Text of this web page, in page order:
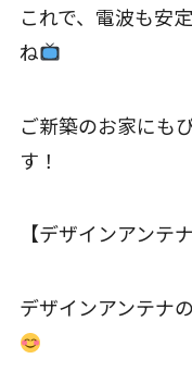
これで、電波も安
ね
ご新築のお家にも
す！
【デザインアンテ
デザインアンテナ